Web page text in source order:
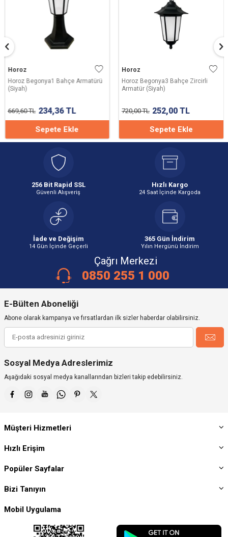
Horoz
Horoz Begonya1 Bahçe Armatürü
(Siyah)
669,60TL 234,36TL
Sepete Ekle
Horoz
Horoz Begonya3 Bahçe Zircirli
Armatür (Siyah)
720,00TL 252,00TL
Sepete Ekle
256 Bit Rapid SSL
Güvenli Alışveriş
Hızlı Kargo
24 Saat İçinde Kargoda
İade ve Değişim
14 Gün İçinde Geçerli
365 Gün İndirim
Yılın Hergünü İndirim
Çağrı Merkezi
0850 255 1 000
E-Bülten Aboneliği
Abone olarak kampanya ve fırsatlardan ilk sizler haberdar olabilirsiniz.
Sosyal Medya Adreslerimiz
Aşağıdaki sosyal medya kanallarından bizleri takip edebilirsiniz.
Müşteri Hizmetleri
Hızlı Erişim
Popüler Sayfalar
Bizi Tanıyın
Mobil Uygulama